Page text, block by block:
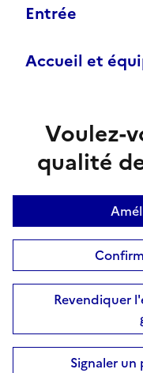
Entrée
Accueil et
Voulez-
qualité
Revendiquer
Signaler